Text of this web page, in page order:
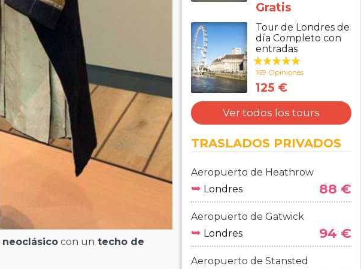
neoclásico con un techo de
Gratis
Tour de Londres de
día Completo con
entradas
169 Opiniones
125 €
Ver todos los tours
TRASLADOS PRIVADOS
Aeropuerto de Heathrow
➥ Londres 88 €
Aeropuerto de Gatwick
➥ Londres 94 €
Aeropuerto de Stansted